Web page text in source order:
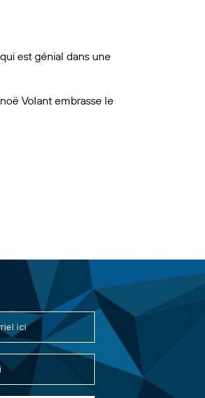
est génial dans une
Volant embrasse le